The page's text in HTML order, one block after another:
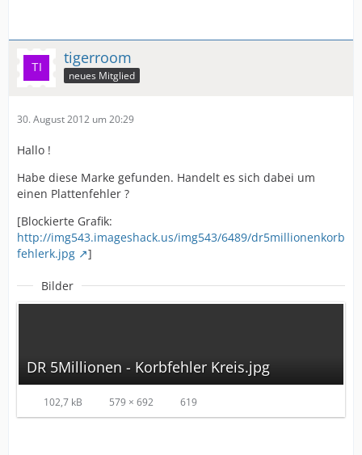
tigerroom
neues Mitglied
30. August 2012 um 20:29
Hallo !
Habe diese Marke gefunden. Handelt es sich dabei um
einen Plattenfehler ?
[Blockierte Grafik:
http://img543.imageshack.us/img543/6489/dr5millionenkorb
fehlerk.jpg
]
Bilder
DR 5Millionen - Korbfehler Kreis.jpg
102,7 kB 579 × 692 619